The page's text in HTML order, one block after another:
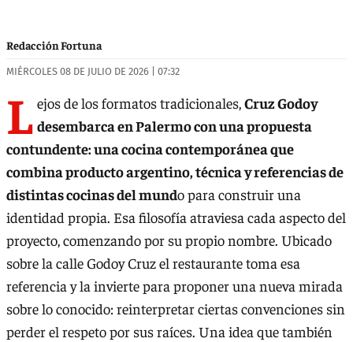
Redacción Fortuna
MIÉRCOLES 08 DE JULIO DE 2026 | 07:32
L ejos de los formatos tradicionales,Cruz Godoy
desembarca en Palermo con una propuesta
contundente: una cocina contemporánea que
combina producto argentino, técnica y referencias de
distintas cocinas del mundo para construir una
identidad propia. Esa filosofía atraviesa cada aspecto del
proyecto, comenzando por su propio nombre. Ubicado
sobre la calle Godoy Cruz el restaurante toma esa
referencia y la invierte para proponer una nueva mirada
sobre lo conocido: reinterpretar ciertas convenciones sin
perder el respeto por sus raíces. Una idea que también